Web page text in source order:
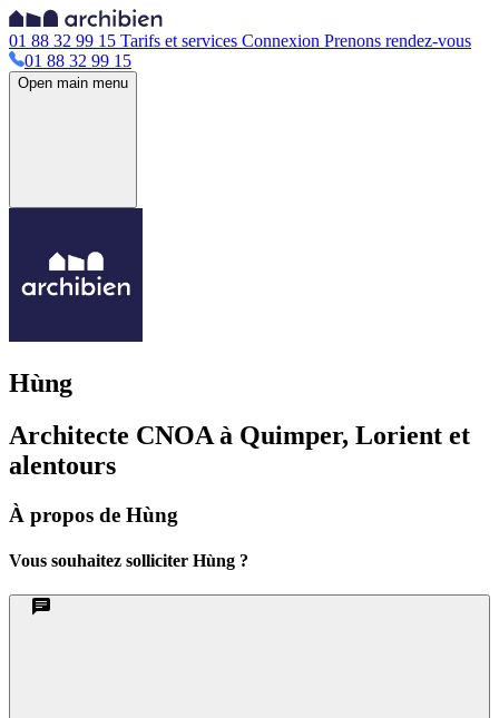
01 88 32 99 15 Tarifs et services Connexion Prenons rendez-vous
01 88 32 99 15
Open main menu
Hùng
Architecte CNOA à Quimper, Lorient et
alentours
À propos de Hùng
Vous souhaitez solliciter Hùng ?